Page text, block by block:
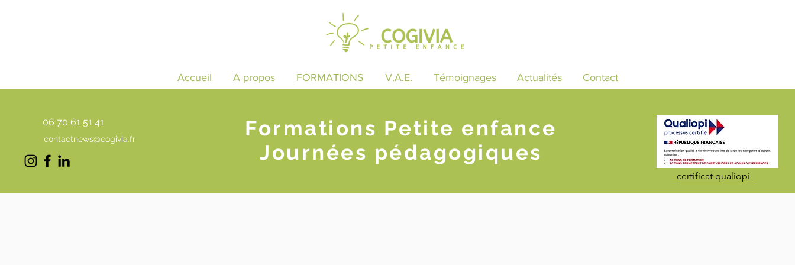
Accueil A propos FORMATIONS V.A.E. Témoignages Actualités Contact
06 70 61 51 41
contactnews@cogivia.fr
Formations Petite enfance
Journées pédagogiques
certificat qualiopi